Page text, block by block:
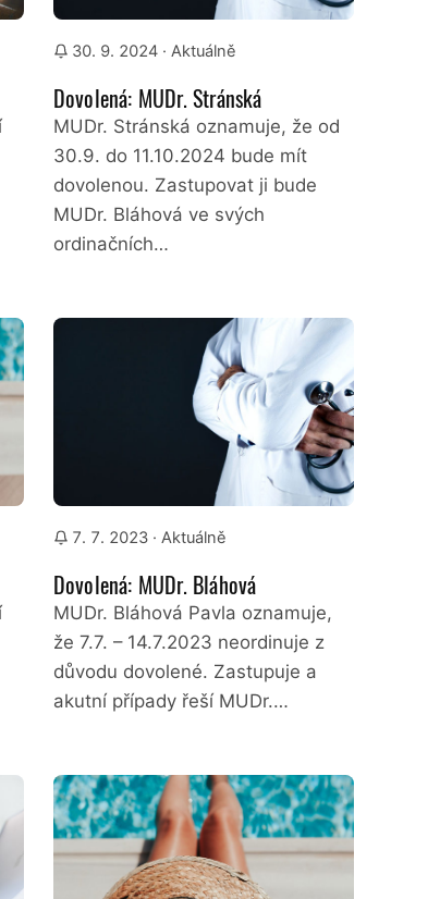
30. 9. 2024 · Aktuálně
Dovolená: MUDr. Stránská
MUDr. Stránská oznamuje, že od
30.9. do 11.10.2024 bude mít
dovolenou. Zastupovat ji bude
MUDr. Bláhová ve svých
ordinačních…
7. 7. 2023 · Aktuálně
Dovolená: MUDr. Bláhová
MUDr. Bláhová Pavla oznamuje,
že 7.7. – 14.7.2023 neordinuje z
důvodu dovolené. Zastupuje a
akutní případy řeší MUDr.…